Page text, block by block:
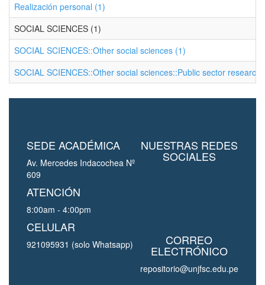
Realización personal (1)
SOCIAL SCIENCES (1)
SOCIAL SCIENCES::Other social sciences (1)
SOCIAL SCIENCES::Other social sciences::Public sector research
SEDE ACADÉMICA
Av. Mercedes Indacochea Nº
609
ATENCIÓN
8:00am - 4:00pm
CELULAR
921095931 (solo Whatsapp)
NUESTRAS REDES
SOCIALES
CORREO
ELECTRÓNICO
repositorio@unjfsc.edu.pe